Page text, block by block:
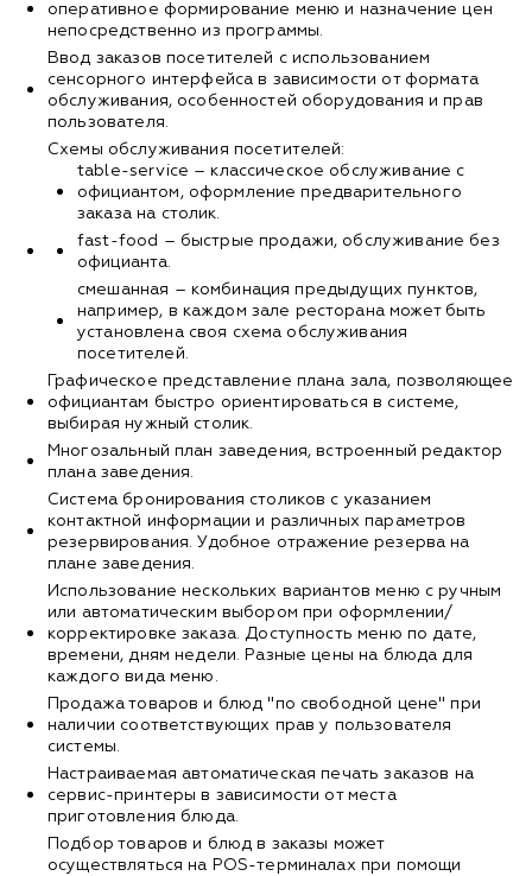
оперативное формирование меню и назначение цен
непосредственно из программы.
Ввод заказов посетителей с использованием
сенсорного интерфейса в зависимости от формата
обслуживания, особенностей оборудования и прав
пользователя.
Схемы обслуживания посетителей:
table-service – классическое обслуживание с
официантом, оформление предварительного
заказа на столик.
fast-food – быстрые продажи, обслуживание без
официанта.
смешанная – комбинация предыдущих пунктов,
например, в каждом зале ресторана может быть
установлена своя схема обслуживания
посетителей.
Графическое представление плана зала, позволяющее
официантам быстро ориентироваться в системе,
выбирая нужный столик.
Многозальный план заведения, встроенный редактор
плана заведения.
Система бронирования столиков с указанием
контактной информации и различных параметров
резервирования. Удобное отражение резерва на
плане заведения.
Использование нескольких вариантов меню с ручным
или автоматическим выбором при оформлении/
корректировке заказа. Доступность меню по дате,
времени, дням недели. Разные цены на блюда для
каждого вида меню.
Продажа товаров и блюд "по свободной цене" при
наличии соответствующих прав у пользователя
системы.
Настраиваемая автоматическая печать заказов на
сервис-принтеры в зависимости от места
приготовления блюда.
Подбор товаров и блюд в заказы может
осуществляться на POS-терминалах при помощи